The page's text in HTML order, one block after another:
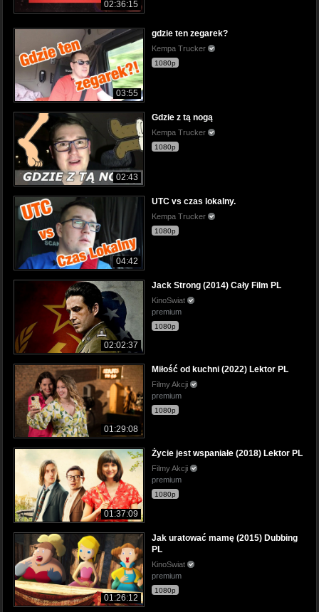
02:36:15
03:55
gdzie ten zegarek?
Kempa Trucker
1080p
02:43
Gdzie z tą nogą
Kempa Trucker
1080p
04:42
UTC vs czas lokalny.
Kempa Trucker
1080p
02:02:37
Jack Strong (2014) Cały Film PL
KinoSwiat
premium
1080p
01:29:08
Miłość od kuchni (2022) Lektor PL
Filmy Akcji
premium
1080p
01:37:09
Życie jest wspaniałe (2018) Lektor PL
Filmy Akcji
premium
1080p
01:26:12
Jak uratować mamę (2015) Dubbing
PL
KinoSwiat
premium
1080p